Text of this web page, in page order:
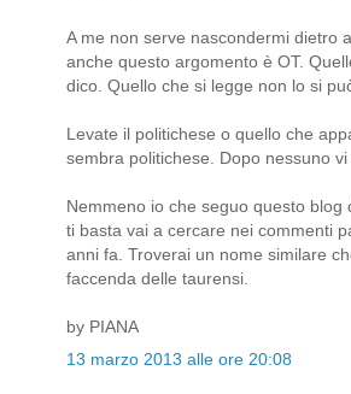
A me non serve nascondermi dietro
anche questo argomento è OT.
dico. Quello che si legge non lo si
Levate il politichese o quello che
sembra politichese. Dopo nessuno vi
Nemmeno io che seguo questo blog
ti basta vai a cercare nei commenti
anni fa. Troverai un nome similare
faccenda delle taurensi.
by PIANA
13 marzo 2013 alle ore 20:08